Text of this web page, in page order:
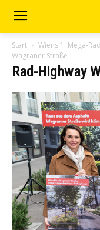
Start Wiens 1. Mega-
Wagraner Straße
Rad-Highway